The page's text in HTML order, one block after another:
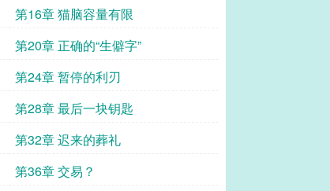
第16章 猫脑容量有限
第20章 正确的“生僻字”
第24章 暂停的利刃
第28章 最后一块钥匙
第32章 迟来的葬礼
第36章 交易？